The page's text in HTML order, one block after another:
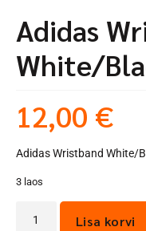
Adidas
White/
12,00 €
Adidas Wristband White/
3 laos
Lisa korvi